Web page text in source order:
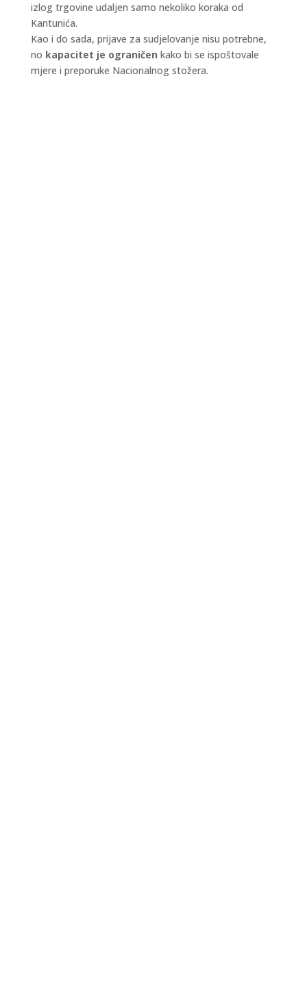
izlog trgovine udaljen samo nekoliko koraka od
Kantunića.
Kao i do sada, prijave za sudjelovanje nisu potrebne,
no kapacitet je ograničen kako bi se ispoštovale
mjere i preporuke Nacionalnog stožera.